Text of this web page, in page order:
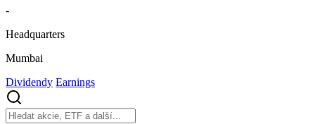
-
Headquarters
Mumbai
Dividendy Earnings